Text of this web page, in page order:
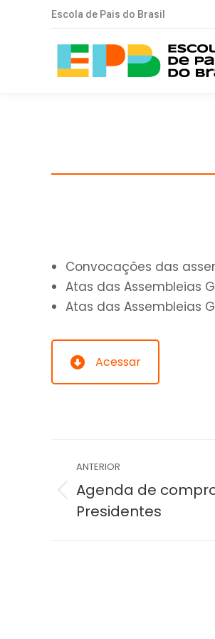
Escola de Pais do Brasil
Convocações das
Atas das Assembleias
Atas das Assembleias
Acessar
do
Álbum
ANTERIOR
Álbum
anterior:
Agenda de
Presidentes